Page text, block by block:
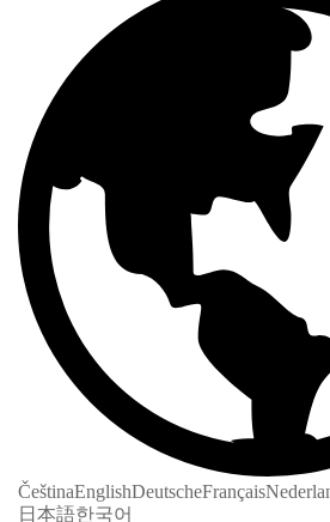
ČeštinaEnglishDeutscheFrançais
日本語한국어